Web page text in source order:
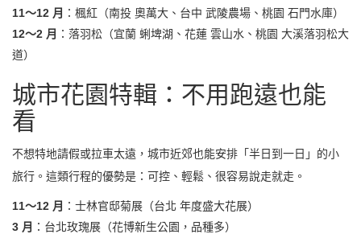
11～12 月 ：楓紅（南投 奧萬大、台中 武陵農場、桃園 石門水庫）
12～2 月 ：落羽松（宜蘭 蜊埤湖、花蓮 雲山水、桃園 大溪落羽松大
道）
城市花園特輯：不用跑遠也能
看
不想特地請假或拉車太遠，城市近郊也能安排「半日到一日」的小
旅行。這類行程的優勢是：可控、輕鬆、很容易說走就走。
11～12 月 ：士林官邸菊展（台北 年度盛大花展）
3 月 ：台北玫瑰展（花博新生公園，品種多）